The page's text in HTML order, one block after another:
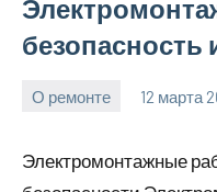
О ремонте 12 марта
Avtor
Нет
Электромонтажные